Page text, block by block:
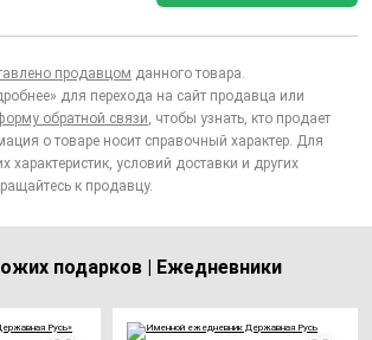
продавцом данного товара.
для перехода на сайт продавца или
обратной связи, чтобы узнать, кто продает
о товаре носит справочный характер. Для
характеристик, условий доставки и других
к продавцу.
подарков | Ежедневники